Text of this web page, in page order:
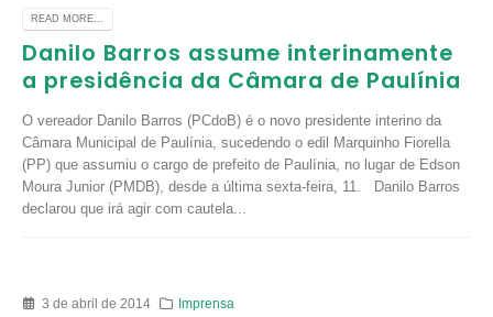
READ MORE...
Danilo Barros assume interinamente
a presidência da Câmara de Paulínia
O vereador Danilo Barros (PCdoB) é o novo presidente interino da
Câmara Municipal de Paulínia, sucedendo o edil Marquinho Fiorella
(PP) que assumiu o cargo de prefeito de Paulínia, no lugar de Edson
Moura Junior (PMDB), desde a última sexta-feira, 11. Danilo Barros
declarou que irá agir com cautela...
3 de abril de 2014 Imprensa